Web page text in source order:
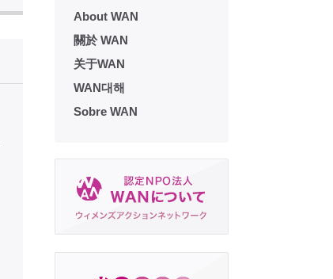
About WAN
關於 WAN
关于WAN
WAN대해
Sobre WAN